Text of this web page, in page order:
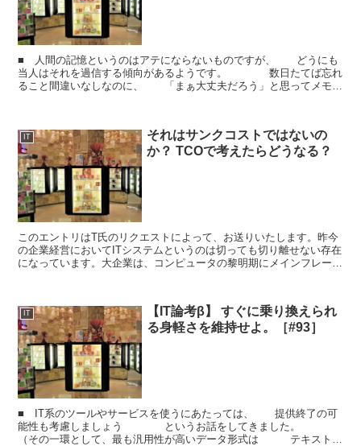
■ 人間の記憶というのはアテにならないものですが、 どうにも
当人はそれを過信する傾向があるようです。 数日たてば忘れ
ること間違いなしなのに、 「まぁ大丈夫だろう」と思ってメモを
IT
それはサンクコストではないの
か？ TCOで考えたらどうなる？
このエントリはT氏のリクエストによって、お送りいたします。昨今
の企業経営においてITシステムというのは切っても切り離せない存在
になっています。大企業は、コンピュータの黎明期にメインフレーム
IT
【IT論考β】 すぐに乗り換えられ
る身軽さを維持せよ。［#93］
■ IT系のツールやサービスを使うにあたっては、 提供終了の可
能性も考慮しましょう というお話をしてきました。
（その一環として、最も汎用性が高いデータ形式は テキスト形